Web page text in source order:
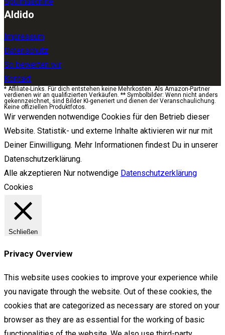
Aldido
Impressum
Datenschutz
So bewerten wir
Kontakt
* Affiliate-Links. Für dich entstehen keine Mehrkosten. Als Amazon-Partner
verdienen wir an qualifizierten Verkäufen. ** Symbolbilder: Wenn nicht anders
gekennzeichnet, sind Bilder KI-generiert und dienen der Veranschaulichung.
Keine offiziellen Produktfotos.
Wir verwenden notwendige Cookies für den Betrieb dieser
Website. Statistik- und externe Inhalte aktivieren wir nur mit
Deiner Einwilligung. Mehr Informationen findest Du in unserer
Datenschutzerklärung.
Alle akzeptieren Nur notwendige Datenschutzerklärung
Cookies
Schließen
Privacy Overview
This website uses cookies to improve your experience while
you navigate through the website. Out of these cookies, the
cookies that are categorized as necessary are stored on your
browser as they are as essential for the working of basic